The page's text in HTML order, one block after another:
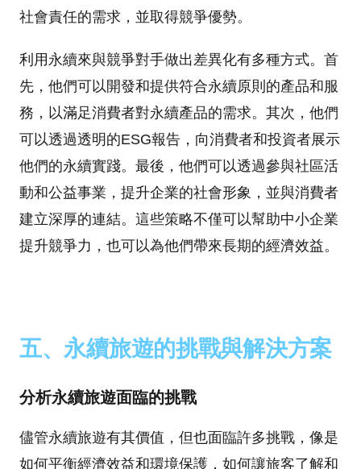
社會責任的需求，並取得競爭優勢。
利用永續來與競爭對手做出差異化有多種方式。首
先，他們可以開發和提供符合永續原則的產品和服
務，以滿足消費者對永續產品的需求。其次，他們
可以透過透明的ESG報告，向消費者和投資者展示
他們的永續實踐。最後，他們可以透過參與社區活
動和公益事業，提升企業的社會形象，並與消費者
建立深厚的連結。這些策略不僅可以幫助中小企業
提升競爭力，也可以為他們帶來長期的經濟效益。
五、永續旅遊的挑戰與解決方案
分析永續旅遊面臨的挑戰
儘管永續旅遊有其價值，但也面臨許多挑戰，像是
如何平衡經濟效益和環境保護，如何讓旅客了解和